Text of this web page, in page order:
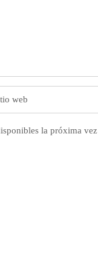
la próxima vez